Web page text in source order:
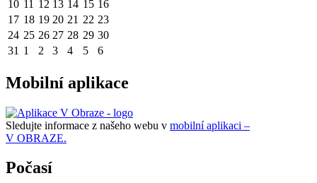
10 11 12 13 14 15 16
17 18 19 20 21 22 23
24 25 26 27 28 29 30
31 1 2 3 4 5 6
Mobilní aplikace
Sledujte informace z našeho webu v mobilní aplikaci –
V OBRAZE.
Počasí